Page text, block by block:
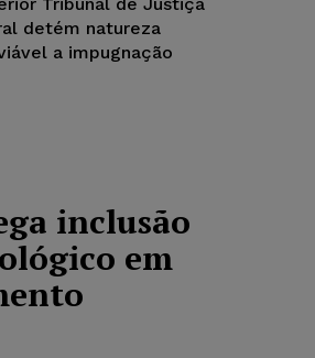
detém natureza
a impugnação
inclusão
em